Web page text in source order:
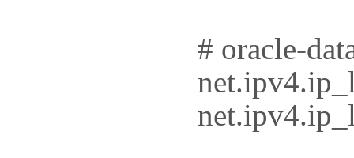
# oracle-